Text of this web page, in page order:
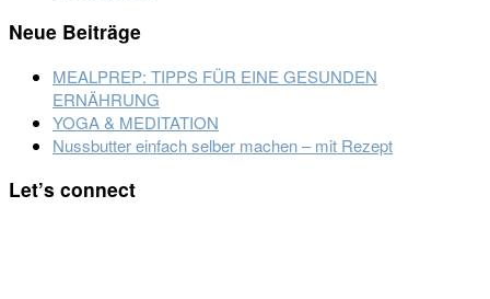
Neue Beiträge
MEALPREP: TIPPS FÜR EINE GESUNDEN
ERNÄHRUNG
YOGA & MEDITATION
Nussbutter einfach selber machen – mit Rezept
Footer
Let’s connect